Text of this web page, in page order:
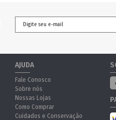
AJUDA
Fale Conosco
Sobre nós
Nossas Lojas
Como Comprar
Cuidados e Conservação